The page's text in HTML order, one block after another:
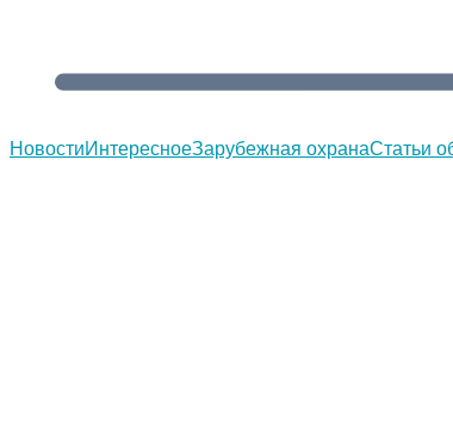
НовостиИнтересноеЗарубежная охранаСтатьи